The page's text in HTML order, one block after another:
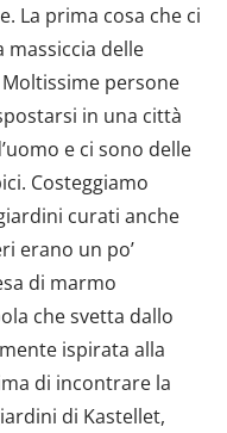
La prima cosa che ci
massiccia delle
persone
in una città
e ci sono delle
Costeggiamo
curati anche
erano un po’
di marmo
che svetta dallo
ispirata alla
di incontrare la
di Kastellet,